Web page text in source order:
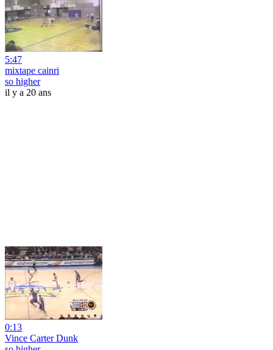
5:47
mixtape cainri
so higher
il y a 20 ans
0:13
Vince Carter Dunk